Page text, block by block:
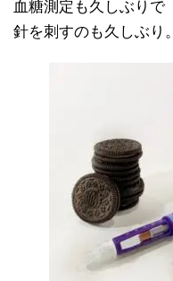
血糖測定も久しぶりで
針を刺すのも久しぶり。